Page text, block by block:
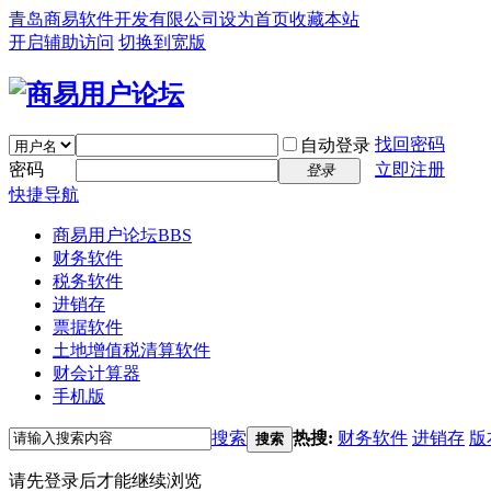
青岛商易软件开发有限公司 设为首页收藏本站
开启辅助访问 切换到宽版
自动登录 找回密码
密码
登录
立即注册
快捷导航
商易用户论坛BBS
财务软件
税务软件
进销存
票据软件
土地增值税清算软件
财会计算器
手机版
搜索 搜索 热搜: 财务软件 进销存 版
请先登录后才能继续浏览